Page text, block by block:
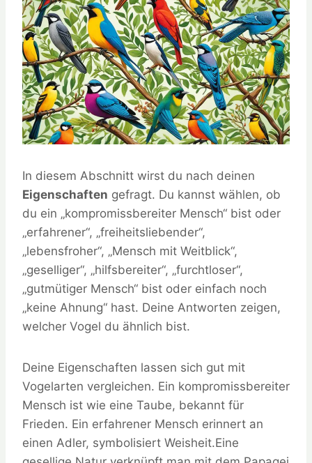
In diesem Abschnitt wirst du nach deinen
Eigenschaften gefragt. Du kannst wählen, ob
du ein „kompromissbereiter Mensch“ bist oder
„erfahrener“, „freiheitsliebender“,
„lebensfroher“, „Mensch mit Weitblick“,
„geselliger“, „hilfsbereiter“, „furchtloser“,
„gutmütiger Mensch“ bist oder einfach noch
„keine Ahnung“ hast. Deine Antworten zeigen,
welcher Vogel du ähnlich bist.
Deine Eigenschaften lassen sich gut mit
Vogelarten vergleichen. Ein kompromissbereiter
Mensch ist wie eine Taube, bekannt für
Frieden. Ein erfahrener Mensch erinnert an
einen Adler, symbolisiert Weisheit.Eine